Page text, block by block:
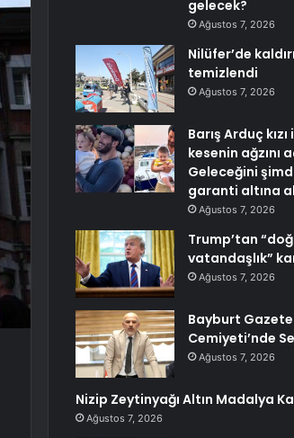
gelecek?
Ağustos 7, 2026
Nilüfer’de
temizlendi
Ağustos 7, 2026
Barış Arduç kızı
kesenin ağzını
Geleceğini
garanti altına
Ağustos 7, 2026
Trump’tan
vatandaşlık”
Ağustos 7, 2026
Bayburt
Cemiyeti’nde
Ağustos 7, 2026
Nizip Zeytinyağı Altın Madalya
Ağustos 7, 2026